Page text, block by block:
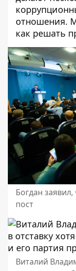
отношения.
как решать
Богдан
пост
Виталий